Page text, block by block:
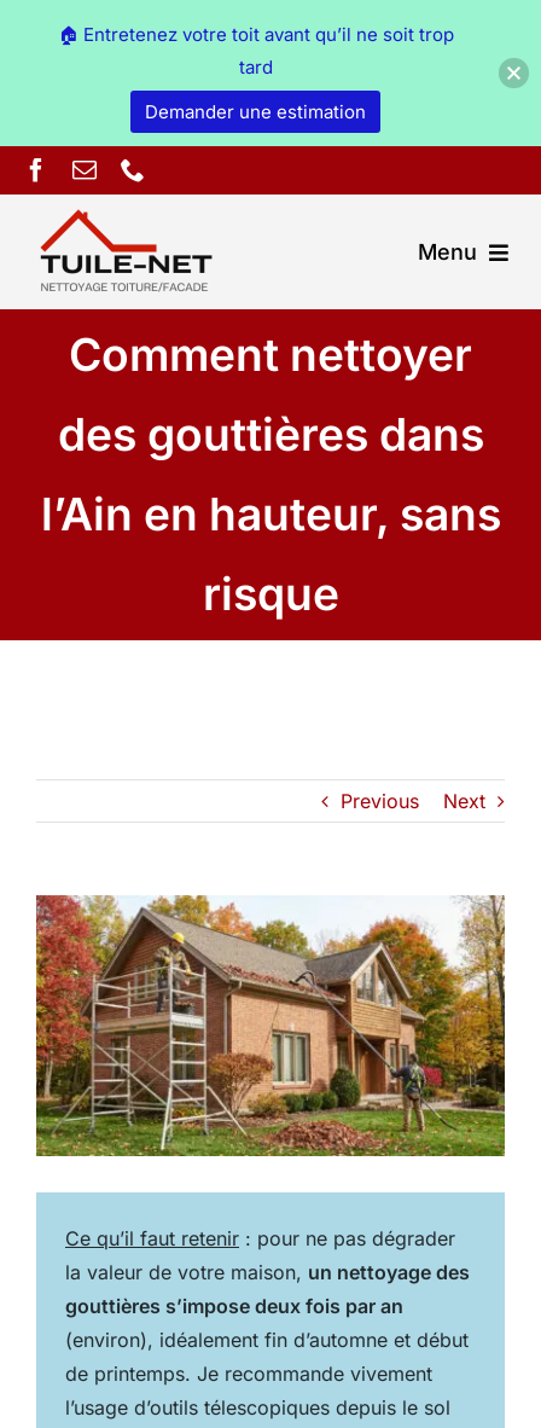
Skip
to
content
Menu
Couverture Ain
Comment nettoyer
des gouttières dans
l’Ain en hauteur, sans
risque
Previous Next
View
Larger
Image
Ce qu’il faut retenir : pour ne pas dégrader
la valeur de votre maison, un nettoyage des
gouttières s’impose deux fois par an
(environ), idéalement fin d’automne et début
de printemps. Je recommande vivement
l’usage d’outils télescopiques depuis le sol
🏠 Entretenez votre toit avant qu’il ne soit trop
tard
Demander une estimation